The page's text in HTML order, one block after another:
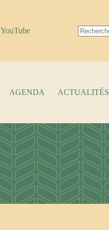
YouTube
AGENDA ACTUALITÉS